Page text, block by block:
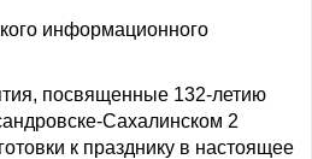
информационного
посвященные 132-летию
Сахалинском 2
к празднику в настоящее